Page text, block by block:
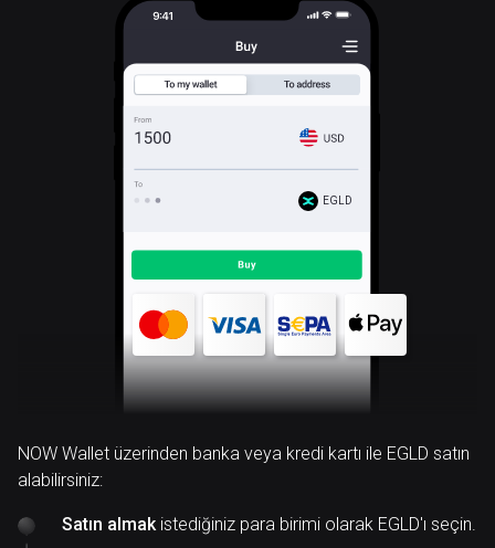
EGLD
NOW Wallet üzerinden banka veya kredi kartı ile EGLD satın
alabilirsiniz:
Satın almakistediğiniz para birimi olarak EGLD'ı seçin.